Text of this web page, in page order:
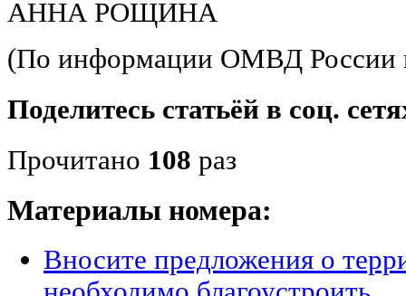
АННА РОЩИНА
(По информации ОМВД России
Поделитесь статьёй в соц.
Прочитано 108 раз
Материалы номера:
Вносите предложения о